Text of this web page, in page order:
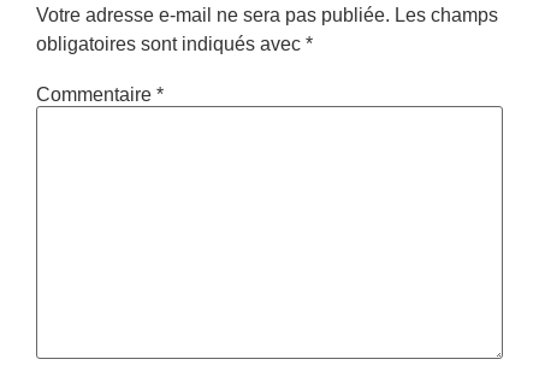
Votre adresse e-mail ne sera pas publiée. Les champs
obligatoires sont indiqués avec*
Commentaire*